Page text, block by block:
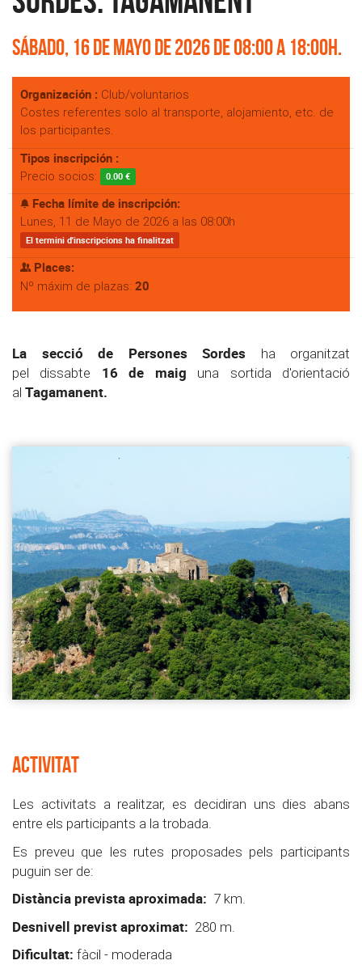
Sábado, 16 de Mayo de 2026 de 08:00 a 18:00h.
Organización : Club/voluntarios
Costes referentes solo al transporte, alojamiento, etc. de
los participantes.
Tipos inscripción :
Precio socios: 0.00 €
Fecha límite de inscripción:
Lunes, 11 de Mayo de 2026 a las 08:00h
El termini d'inscripcions ha finalitzat
Places:
Nº máxim de plazas: 20
La secció de Persones Sordes ha organitzat
pel dissabte 16 de maig una sortida d'orientació
al Tagamanent.
ACTIVITAT
Les activitats a realitzar, es decidiran uns dies abans
entre els participants a la trobada.
Es preveu que les rutes proposades pels participants
puguin ser de:
Distància prevista aproximada: 7 km.
Desnivell previst aproximat: 280 m.
Dificultat: fàcil - moderada